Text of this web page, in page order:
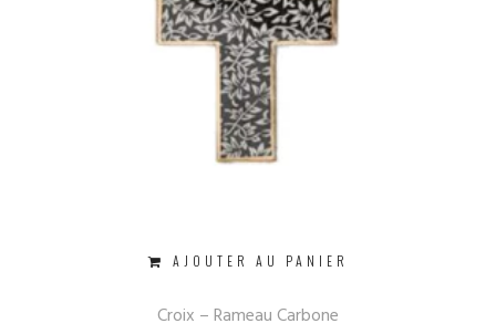
AJOUTER AU PANIER
Croix – Rameau Carbone